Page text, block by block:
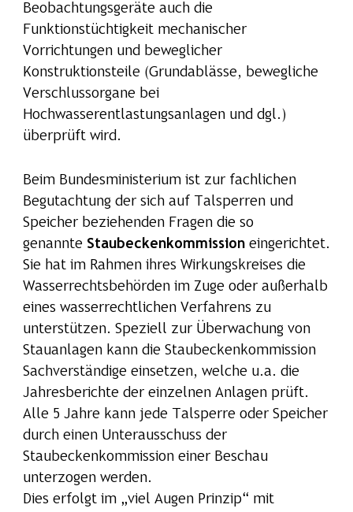
Beobachtungsgeräte auch die
Funktionstüchtigkeit mechanischer
Vorrichtungen und beweglicher
Konstruktionsteile (Grundablässe, bewegliche
Verschlussorgane bei
Hochwasserentlastungsanlagen und dgl.)
überprüft wird.
Beim Bundesministerium ist zur fachlichen
Begutachtung der sich auf Talsperren und
Speicher beziehenden Fragen die so
genannte Staubeckenkommission eingerichtet.
Sie hat im Rahmen ihres Wirkungskreises die
Wasserrechtsbehörden im Zuge oder außerhalb
eines wasserrechtlichen Verfahrens zu
unterstützen. Speziell zur Überwachung von
Stauanlagen kann die Staubeckenkommission
Sachverständige einsetzen, welche u.a. die
Jahresberichte der einzelnen Anlagen prüft.
Alle 5 Jahre kann jede Talsperre oder Speicher
durch einen Unterausschuss der
Staubeckenkommission einer Beschau
unterzogen werden.
Dies erfolgt im „viel Augen Prinzip“ mit